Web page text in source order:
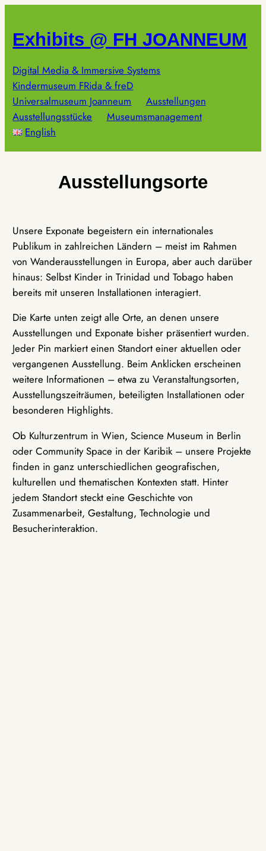
springen
Exhibits @ FH JOANNEUM
Digital Media & Immersive Systems
Kindermuseum FRida & freD
Universalmuseum Joanneum
Ausstellungen
Ausstellungsstücke
Museumsmanagement
English
Ausstellungsorte
Unsere Exponate begeistern ein internationales
Publikum in zahlreichen Ländern – meist im Rahmen
von Wanderausstellungen in Europa, aber auch darüber
hinaus: Selbst Kinder in Trinidad und Tobago haben
bereits mit unseren Installationen interagiert.
Die Karte unten zeigt alle Orte, an denen unsere
Ausstellungen und Exponate bisher präsentiert wurden.
Jeder Pin markiert einen Standort einer aktuellen oder
vergangenen Ausstellung. Beim Anklicken erscheinen
weitere Informationen – etwa zu Veranstaltungsorten,
Ausstellungszeiträumen, beteiligten Installationen oder
besonderen Highlights.
Ob Kulturzentrum in Wien, Science Museum in Berlin
oder Community Space in der Karibik – unsere Projekte
finden in ganz unterschiedlichen geografischen,
kulturellen und thematischen Kontexten statt. Hinter
jedem Standort steckt eine Geschichte von
Zusammenarbeit, Gestaltung, Technologie und
Besucherinteraktion.